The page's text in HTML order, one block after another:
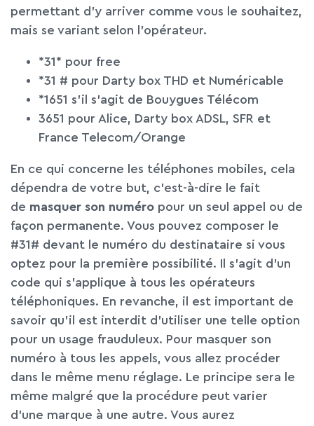
permettant d’y arriver comme vous le souhaitez,
mais se variant selon l’opérateur.
*31* pour free
*31 # pour Darty box THD et Numéricable
*1651 s’il s’agit de Bouygues Télécom
3651 pour Alice, Darty box ADSL, SFR et
France Telecom/Orange
En ce qui concerne les téléphones mobiles, cela
dépendra de votre but, c’est-à-dire le fait
de masquer son numéro pour un seul appel ou de
façon permanente. Vous pouvez composer le
#31# devant le numéro du destinataire si vous
optez pour la première possibilité. Il s’agit d’un
code qui s’applique à tous les opérateurs
téléphoniques. En revanche, il est important de
savoir qu’il est interdit d’utiliser une telle option
pour un usage frauduleux. Pour masquer son
numéro à tous les appels, vous allez procéder
dans le même menu réglage. Le principe sera le
même malgré que la procédure peut varier
d’une marque à une autre. Vous aurez